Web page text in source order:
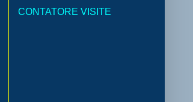
CONTATORE VISITE